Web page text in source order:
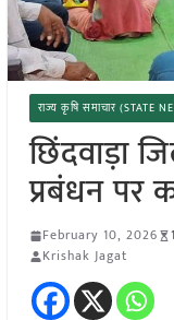
राज्य कृषि समाचार (STATE
छिंदवाड़ा
प्रबंधन पर
February 10, 2026
Krishak Jagat